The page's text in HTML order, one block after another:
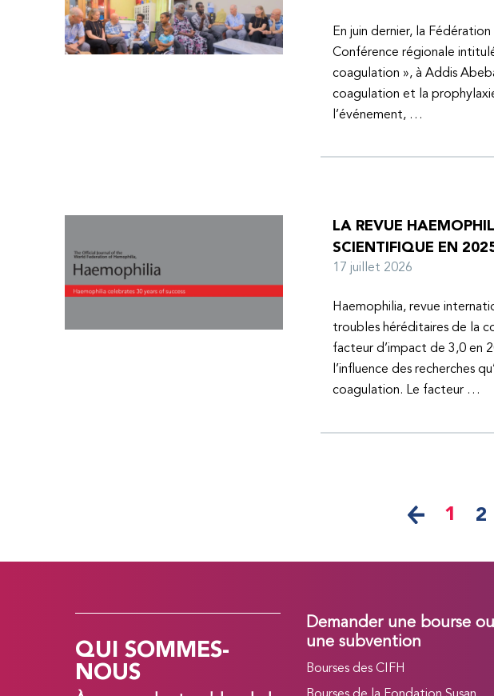
En juin dernier, la
Conférence régionale
coagulation », à Addis
coagulation et la
l’événement, …
LA REVUE
SCIENTIFIQUE EN
17 juillet 2026
Haemophilia, revue
troubles héréditaires de la
facteur d’impact de 3,0 en
l’influence des recherches
coagulation. Le facteur …
1 2
QUI SOMMES-
NOUS
Demander une bourse ou
une subvention
Bourses des CIFH